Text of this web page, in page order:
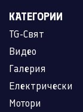
КАТЕГОРИИ
TG-Свят
Видео
Галерия
Електрически
Мотори